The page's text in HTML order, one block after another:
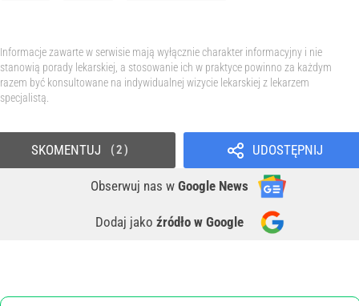
Informacje zawarte w serwisie mają wyłącznie charakter informacyjny i nie
stanowią porady lekarskiej, a stosowanie ich w praktyce powinno za każdym
razem być konsultowane na indywidualnej wizycie lekarskiej z lekarzem
specjalistą.
UDOSTĘPNIJ
Obserwuj nas w Google News
Dodaj jako źródło w Google
SKOMENTUJ 2